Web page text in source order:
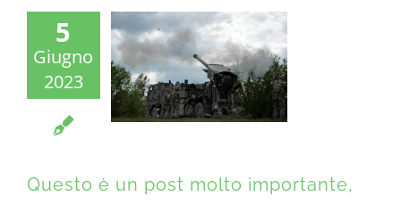
5
Giugno
2023
Questo è un post molto importante,